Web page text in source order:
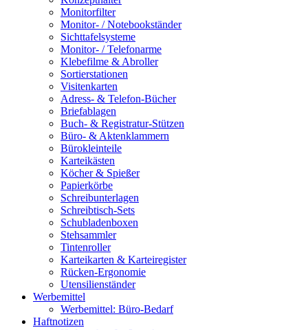
Monitorfilter
Monitor- / Notebookständer
Sichttafelsysteme
Monitor- / Telefonarme
Klebefilme & Abroller
Sortierstationen
Visitenkarten
Adress- & Telefon-Bücher
Briefablagen
Buch- & Registratur-Stützen
Büro- & Aktenklammern
Bürokleinteile
Karteikästen
Köcher & Spießer
Papierkörbe
Schreibunterlagen
Schreibtisch-Sets
Schubladenboxen
Stehsammler
Tintenroller
Karteikarten & Karteiregister
Rücken-Ergonomie
Utensilienständer
Werbemittel
Werbemittel: Büro-Bedarf
Haftnotizen